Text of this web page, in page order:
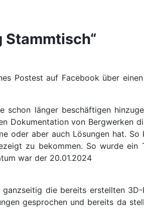
Stammtisch“
Postest auf Facebook über
länger beschäftigen
Dokumentation von Bergwerken
oder aber auch Lösungen hat.
zu bekommen. So wurde ein
war der 20.01.2024
die bereits erstellten
gesprochen und bereits da